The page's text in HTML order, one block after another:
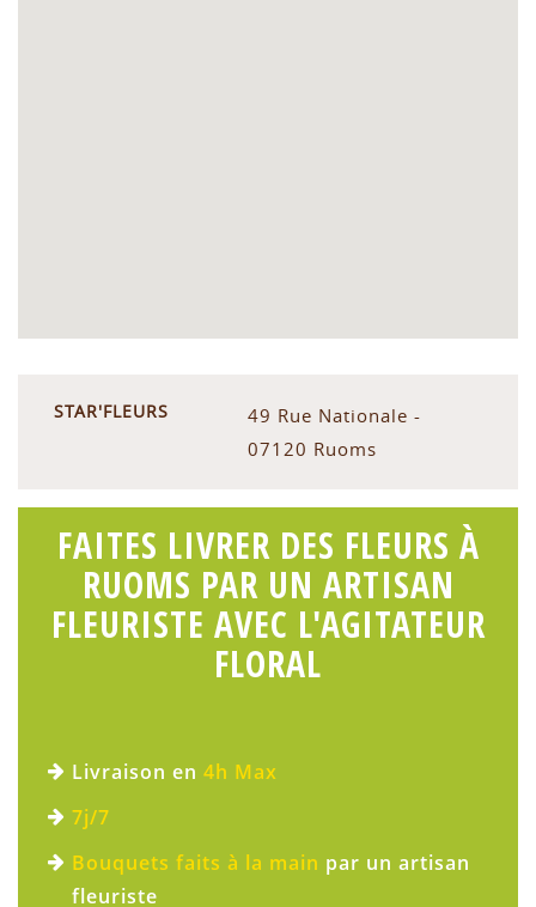
STAR'FLEURS
49 Rue Nationale -
07120 Ruoms
FAITES LIVRER DES FLEURS À
RUOMS PAR UN ARTISAN
FLEURISTE AVEC L'AGITATEUR
FLORAL
Livraison en 4h Max
7j/7
Bouquets faits à la main par un artisan
fleuriste